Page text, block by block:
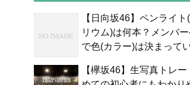
【日向坂46】ペンライト
リウム)は何本？メンバー
で色(カラー)は決まって
【欅坂46】生写真トレー